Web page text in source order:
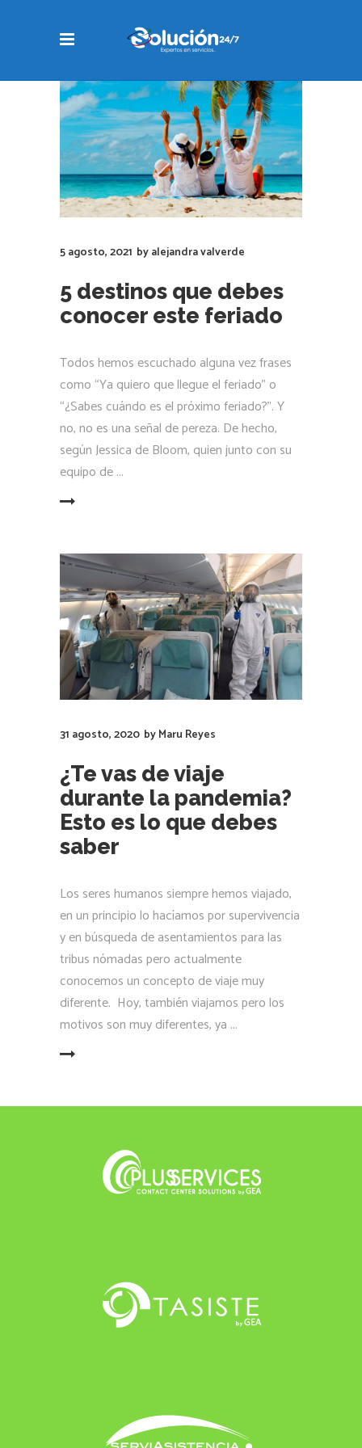
5 agosto, 2021 byalejandra valverde
5 destinos que debes
conocer este feriado
Todos hemos escuchado alguna vez frases
como “Ya quiero que llegue el feriado” o
“¿Sabes cuándo es el próximo feriado?”. Y
no, no es una señal de pereza. De hecho,
según Jessica de Bloom, quien junto con su
equipo de
31 agosto, 2020 byMaru Reyes
¿Te vas de viaje
durante la pandemia?
Esto es lo que debes
saber
Los seres humanos siempre hemos viajado,
en un principio lo hacíamos por supervivencia
y en búsqueda de asentamientos para las
tribus nómadas pero actualmente
conocemos un concepto de viaje muy
diferente. Hoy, también viajamos pero los
motivos son muy diferentes, ya